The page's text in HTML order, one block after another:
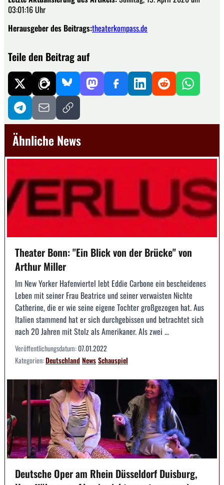
03:01:16 Uhr
Herausgeber des Beitrags:theaterkompass.de
Teile den Beitrag auf
Ähnliche News
Theater Bonn: "Ein Blick von der Brücke" von
Arthur Miller
Im New Yorker Hafenviertel lebt Eddie Carbone ein bescheidenes
Leben mit seiner Frau Beatrice und seiner verwaisten Nichte
Catherine, die er wie seine eigene Tochter großgezogen hat. Aus
Italien stammend hat er sich durchgebissen und betrachtet sich
nach 20 Jahren mit Stolz als Amerikaner. Als zwei ...
Veröffentlichungsdatum:07.01.2022
Kategorien:DeutschlandNewsSchauspiel
Deutsche Oper am Rhein Düsseldorf Duisburg,